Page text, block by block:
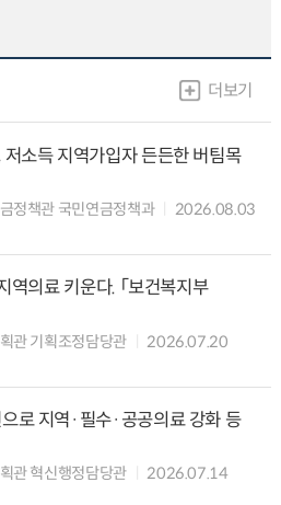
더보기
소득 지역가입자 든든한 버팀목
정책관 국민연금정책과
2026.08.03
역의료 키운다. 「보건복지부
관 기획조정담당관
2026.07.20
로 지역·필수·공공의료 강화 등
관 혁신행정담당관
2026.07.14